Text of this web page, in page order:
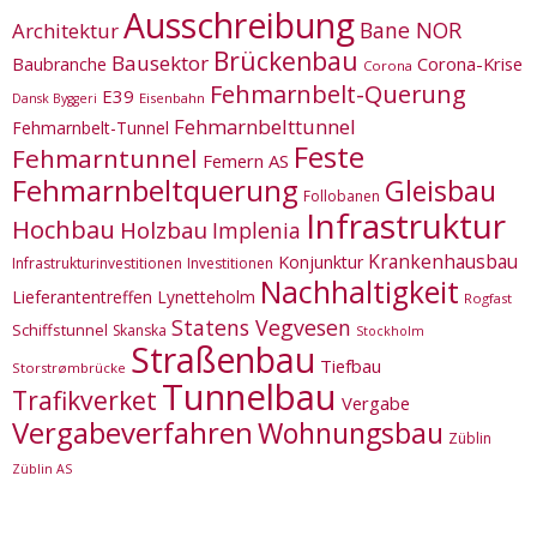
ArchitekturAusschreibung Bane NOR
Baubranche Bausektor Brückenbau Corona Corona-Krise
Dansk Byggeri E39 Eisenbahn Fehmarnbelt-Querung
Fehmarnbelt-Tunnel Fehmarnbelttunnel
Fehmarntunnel Femern AS Feste
Fehmarnbeltquerung Follobanen Gleisbau
Hochbau Holzbau Implenia Infrastruktur
Infrastrukturinvestitionen Investitionen Konjunktur Krankenhausbau
Lieferantentreffen Lynetteholm Nachhaltigkeit Rogfast
Schiffstunnel Skanska Statens Vegvesen Stockholm
Storstrømbrücke Straßenbau Tiefbau
Trafikverket Tunnelbau Vergabe
VergabeverfahrenWohnungsbau Züblin
Züblin AS